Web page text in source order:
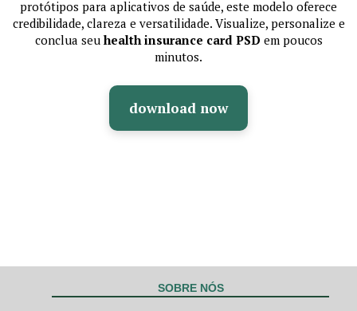
protótipos para aplicativos de saúde, este modelo oferece
credibilidade, clareza e versatilidade. Visualize, personalize e
conclua seu health insurance card PSD em poucos
minutos.
download now
SOBRE NÓS